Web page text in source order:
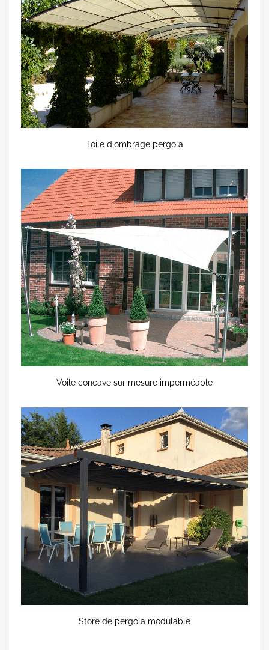
Toile d'ombrage pergola
Voile concave sur mesure imperméable
Store de pergola modulable